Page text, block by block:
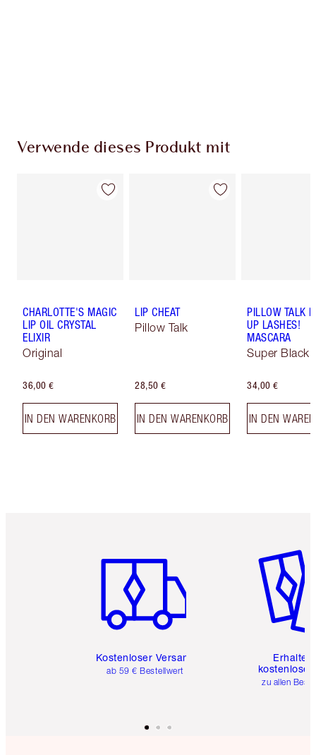
Verwende dieses Produkt mit
CHARLOTTE'S MAGIC
LIP OIL CRYSTAL
ELIXIR
Original
36,00 €
IN DEN WARENKORB
LIP CHEAT
Pillow Talk
28,50 €
IN DEN WARENKORB
PILLOW TALK
UP LASHES!
MASCARA
Super Black
34,00 €
IN DEN
Kostenloser Versand
ab 59 € Bestellwert
Erhalte
kostenlose
zu allen